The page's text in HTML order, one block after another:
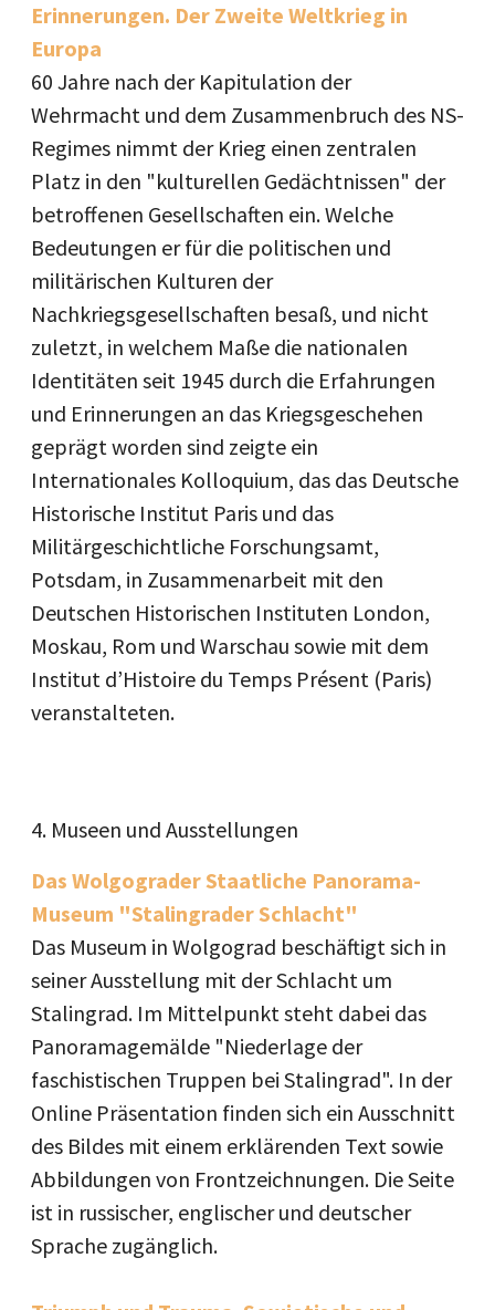
Erinnerungen. Der Zweite Weltkrieg in
Europa
60 Jahre nach der Kapitulation der
Wehrmacht und dem Zusammenbruch des NS-
Regimes nimmt der Krieg einen zentralen
Platz in den "kulturellen Gedächtnissen" der
betroffenen Gesellschaften ein. Welche
Bedeutungen er für die politischen und
militärischen Kulturen der
Nachkriegsgesellschaften besaß, und nicht
zuletzt, in welchem Maße die nationalen
Identitäten seit 1945 durch die Erfahrungen
und Erinnerungen an das Kriegsgeschehen
geprägt worden sind zeigte ein
Internationales Kolloquium, das das Deutsche
Historische Institut Paris und das
Militärgeschichtliche Forschungsamt,
Potsdam, in Zusammenarbeit mit den
Deutschen Historischen Instituten London,
Moskau, Rom und Warschau sowie mit dem
Institut d’Histoire du Temps Présent (Paris)
veranstalteten.
4. Museen und Ausstellungen
Das Wolgograder Staatliche Panorama-
Museum "Stalingrader Schlacht"
Das Museum in Wolgograd beschäftigt sich in
seiner Ausstellung mit der Schlacht um
Stalingrad. Im Mittelpunkt steht dabei das
Panoramagemälde "Niederlage der
faschistischen Truppen bei Stalingrad". In der
Online Präsentation finden sich ein Ausschnitt
des Bildes mit einem erklärenden Text sowie
Abbildungen von Frontzeichnungen. Die Seite
ist in russischer, englischer und deutscher
Sprache zugänglich.